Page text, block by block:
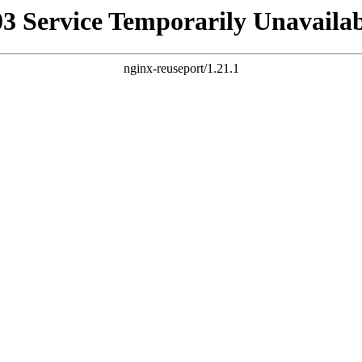
Service Temporarily
nginx-reuseport/1.21.1